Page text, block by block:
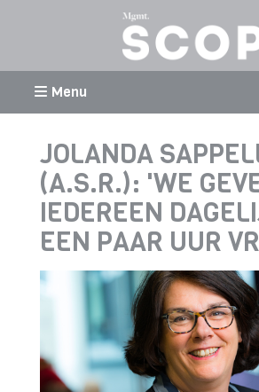
Menu
JOLANDA
(A.S.R.): 'WE
IEDEREEN
EEN PAAR UUR